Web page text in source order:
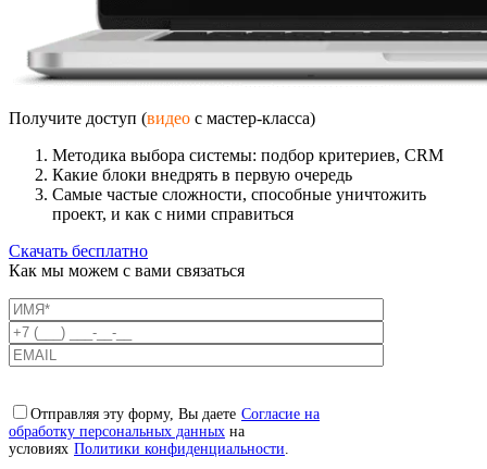
Получите доступ (видео с мастер-класса)
Методика выбора системы: подбор критериев, CRM
Какие блоки внедрять в первую очередь
Самые частые сложности, способные уничтожить
проект, и как с ними справиться
Скачать бесплатно
Как мы можем с вами связаться
Отправляя эту форму, Вы даете Согласие на
обработку персональных данных на
условиях Политики конфиденциальности